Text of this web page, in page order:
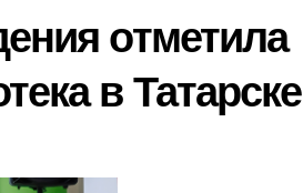
отметила
в Татарске